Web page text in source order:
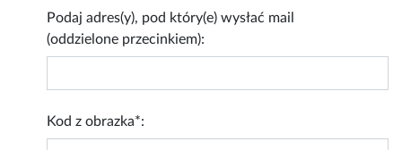
Podaj adres(y), pod który(e) wysłać mail
(oddzielone przecinkiem):
Kod z obrazka*: